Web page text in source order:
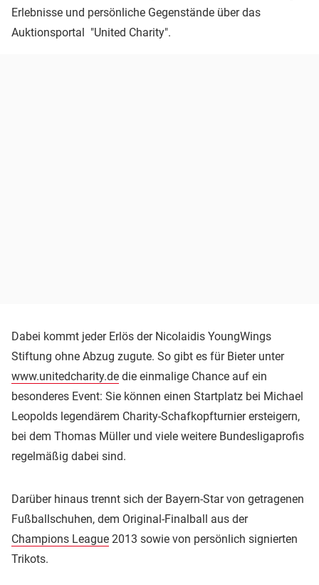
Erlebnisse und persönliche Gegenstände über das
Auktionsportal "United Charity".
Dabei kommt jeder Erlös der Nicolaidis YoungWings
Stiftung ohne Abzug zugute. So gibt es für Bieter unter
www.unitedcharity.de die einmalige Chance auf ein
besonderes Event: Sie können einen Startplatz bei Michael
Leopolds legendärem Charity-Schafkopfturnier ersteigern,
bei dem Thomas Müller und viele weitere Bundesligaprofis
regelmäßig dabei sind.
Darüber hinaus trennt sich der Bayern-Star von getragenen
Fußballschuhen, dem Original-Finalball aus der
Champions League 2013 sowie von persönlich signierten
Trikots.